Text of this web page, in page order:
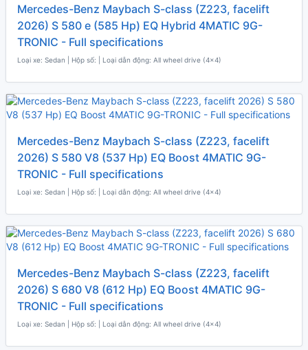
Mercedes-Benz Maybach S-class (Z223, facelift
2026) S 580 e (585 Hp) EQ Hybrid 4MATIC 9G-
TRONIC - Full specifications
Loại xe: Sedan | Hộp số: | Loại dẫn động: All wheel drive (4x4)
Mercedes-Benz Maybach S-class (Z223, facelift
2026) S 580 V8 (537 Hp) EQ Boost 4MATIC 9G-
TRONIC - Full specifications
Loại xe: Sedan | Hộp số: | Loại dẫn động: All wheel drive (4x4)
Mercedes-Benz Maybach S-class (Z223, facelift
2026) S 680 V8 (612 Hp) EQ Boost 4MATIC 9G-
TRONIC - Full specifications
Loại xe: Sedan | Hộp số: | Loại dẫn động: All wheel drive (4x4)